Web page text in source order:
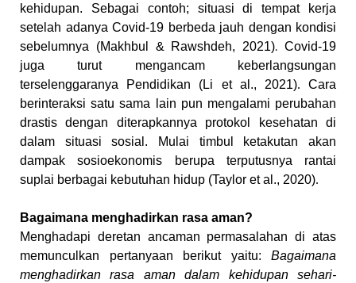
kehidupan. Sebagai contoh; situasi di tempat kerja
setelah adanya Covid-19 berbeda jauh dengan kondisi
sebelumnya (Makhbul & Rawshdeh, 2021).Covid-19
juga turut mengancam keberlangsungan
terselenggaranya Pendidikan (Li et al., 2021).Cara
berinteraksi satu sama lain pun mengalami perubahan
drastis dengan diterapkannya protokol kesehatan di
dalam situasi sosial. Mulai timbul ketakutan akan
dampak sosioekonomis berupa terputusnya rantai
suplai berbagai kebutuhan hidup (Taylor et al., 2020).
Bagaimana menghadirkan rasa aman?
Menghadapi deretan ancaman permasalahan di atas
memunculkan pertanyaan berikut yaitu: Bagaimana
menghadirkan rasa aman dalam kehidupan sehari-